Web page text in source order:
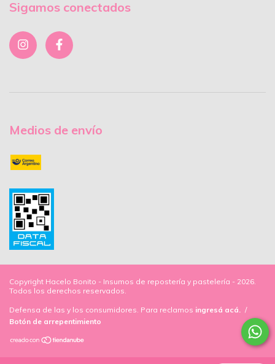
Sigamos conectados
Medios de envío
Copyright Hacelo Bonito - Insumos de repostería y pastelería - 2026.
Todos los derechos reservados.
Defensa de las y los consumidores. Para reclamos ingresá acá. /
Botón de arrepentimiento